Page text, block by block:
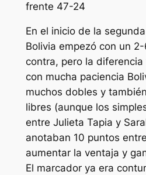
frente 47-24
En el inicio de la
Bolivia empezó con un
contra, pero la
con mucha paciencia
muchos dobles y
libres (aunque los
entre Julieta Tapia y
anotaban 10 puntos
aumentar la ventaja y
El marcador ya era